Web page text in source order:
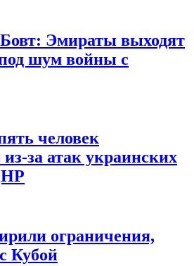
Эмираты выходят
шум войны с
человек
за атак украинских
ограничения,
Кубой